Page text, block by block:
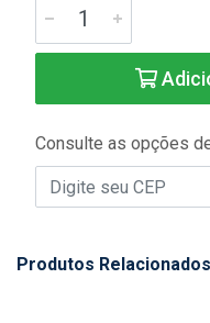
Consulte as opções
Produtos Relacionados